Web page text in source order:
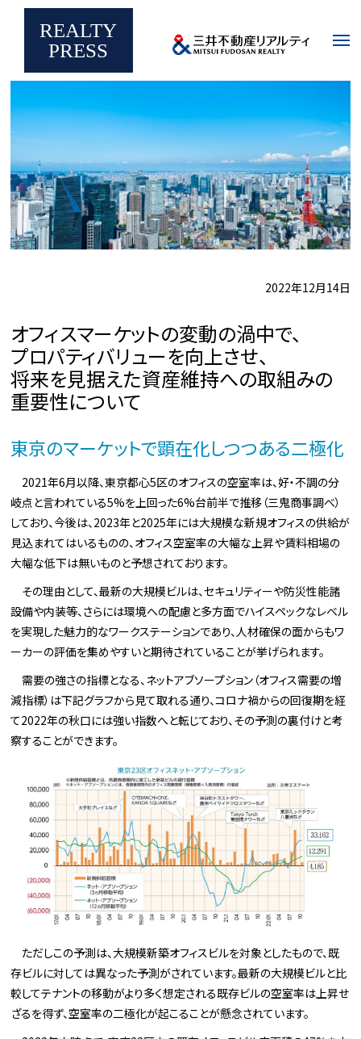
移
動
REALTY
PRESS
不動産関連トピックス プロパティバリューを浮上させるマネジメント
2022年12月14日
オフィスマーケットの変動の渦中で、
プロパティバリューを向上させ、
将来を見据えた資産維持への取組みの
重要性について
東京のマーケットで顕在化しつつある二極化
2021年6月以降、東京都心5区のオフィスの空室率は、好・不調の分
岐点と言われている5%を上回った6%台前半で推移（三鬼商事調べ）
しており、今後は、2023年と2025年には大規模な新規オフィスの供給が
見込まれてはいるものの、オフィス空室率の大幅な上昇や賃料相場の
大幅な低下は無いものと予想されております。
その理由として、最新の大規模ビルは、セキュリティーや防災性能諸
設備や内装等、さらには環境への配慮と多方面でハイスペックなレベル
を実現した魅力的なワークステーションであり、人材確保の面からもワ
ーカーの評価を集めやすいと期待されていることが挙げられます。
需要の強さの指標となる、ネットアブソープション（オフィス需要の増
減指標）は下記グラフから見て取れる通り、コロナ禍からの回復期を経
て2022年の秋口には強い指数へと転じており、その予測の裏付けと考
察することができます。
ただしこの予測は、大規模新築オフィスビルを対象としたもので、既
存ビルに対しては異なった予測がされています。最新の大規模ビルと比
較してテナントの移動がより多く想定される既存ビルの空室率は上昇せ
ざるを得ず、空室率の二極化が起こることが懸念されています。